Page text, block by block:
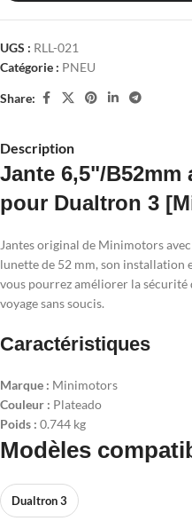
UGS : RLL-021
Catégorie : PNEU
Share:
Description
Jante 6,5"/
pour Dualtron 3
Jantes original de Minimotors
lunette de 52 mm, son installation
vous pourrez améliorer la
voyage sans soucis.
Caractéristiques
Marque : Minimotors
Couleur : Plateado
Poids : 0.744 kg
Modèles
Dualtron 3